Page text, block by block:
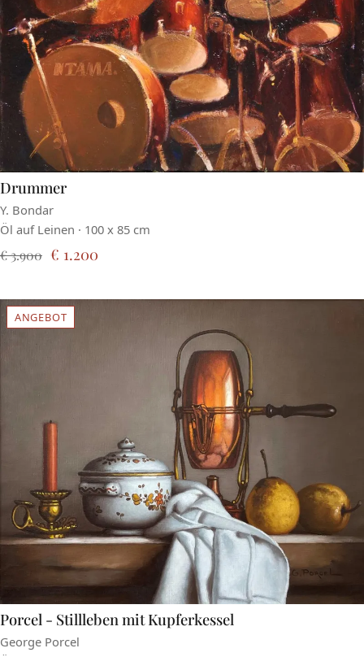
Drummer
Y. Bondar
Öl auf Leinen · 100 x 85 cm
€ 3.900 € 1.200
ANGEBOT
Porcel - Stillleben mit Kupferkessel
George Porcel